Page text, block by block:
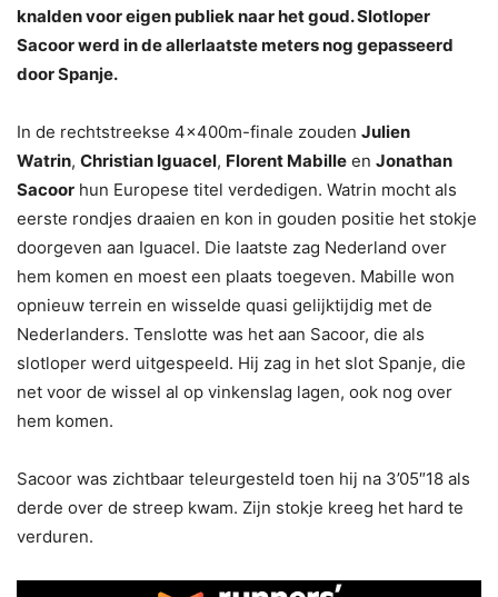
knalden voor eigen publiek naar het goud. Slotloper
Sacoor werd in de allerlaatste meters nog gepasseerd
door Spanje.
In de rechtstreekse 4x400m-finale zouden Julien
Watrin, Christian Iguacel, Florent Mabille en Jonathan
Sacoor hun Europese titel verdedigen. Watrin mocht als
eerste rondjes draaien en kon in gouden positie het stokje
doorgeven aan Iguacel. Die laatste zag Nederland over
hem komen en moest een plaats toegeven. Mabille won
opnieuw terrein en wisselde quasi gelijktijdig met de
Nederlanders. Tenslotte was het aan Sacoor, die als
slotloper werd uitgespeeld. Hij zag in het slot Spanje, die
net voor de wissel al op vinkenslag lagen, ook nog over
hem komen.
Sacoor was zichtbaar teleurgesteld toen hij na 3’05″18 als
derde over de streep kwam. Zijn stokje kreeg het hard te
verduren.